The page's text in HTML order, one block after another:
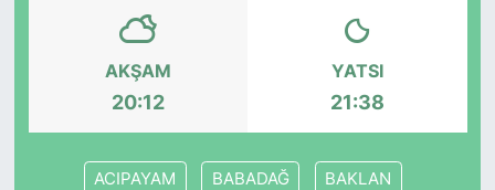
AKŞAM
20:12
YATSI
21:38
ACIPAYAM BABADAĞ BAKLAN